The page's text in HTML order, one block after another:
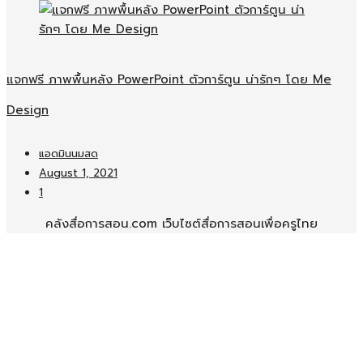
แจกฟรี ภาพพื้นหลัง PowerPoint ตัวการ์ตูน น่ารักๆ โดย Me
Design
แอดมินนมสด
August 1, 2021
1
คลังสื่อการสอน.com เว็บไซต์สื่อการสอนเพื่อครูไทย